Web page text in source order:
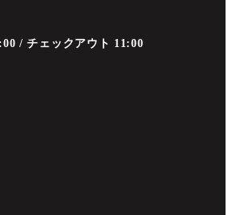
/ チェックアウト 11:00